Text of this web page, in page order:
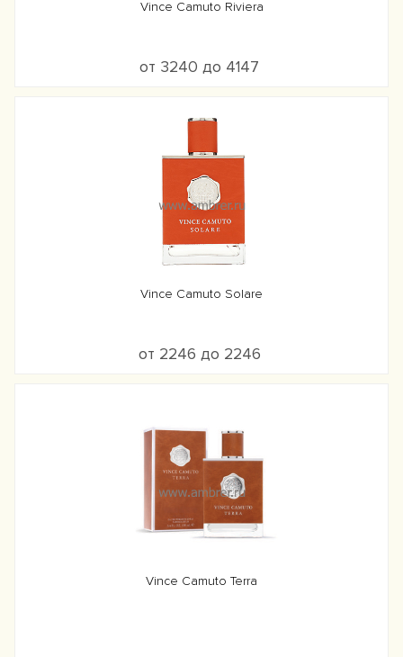
Vince Camuto Riviera
от 3240 до 4147
Vince Camuto Solare
от 2246 до 2246
Vince Camuto Terra